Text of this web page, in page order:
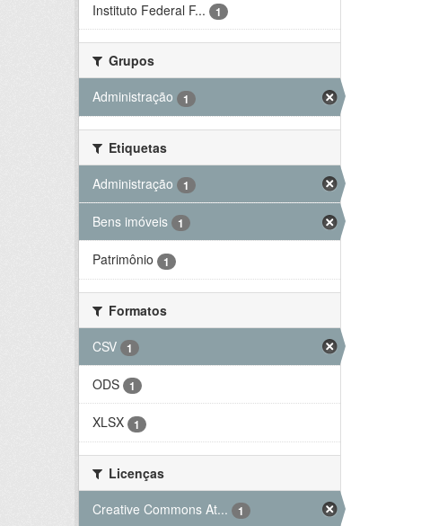
Instituto Federal F...
1
Grupos
Administração
1
Etiquetas
Administração
1
Bens imóveis 1
Patrimônio 1
Formatos
CSV
1
ODS 1
XLSX 1
Licenças
Creative Commons At...
1